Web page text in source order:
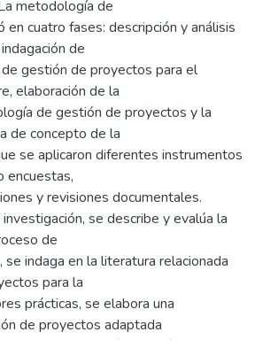
metodología de
en cuatro fases: descripción y análisis
de
gestión de proyectos para el
elaboración de la
de gestión de proyectos y la
de concepto de la
se aplicaron diferentes instrumentos
encuestas,
y revisiones documentales.
se describe y evalúa la
de
indaga en la literatura relacionada
para la
prácticas, se elabora una
de proyectos adaptada